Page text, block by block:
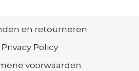
en retourneren
Privacy Policy
voorwaarden